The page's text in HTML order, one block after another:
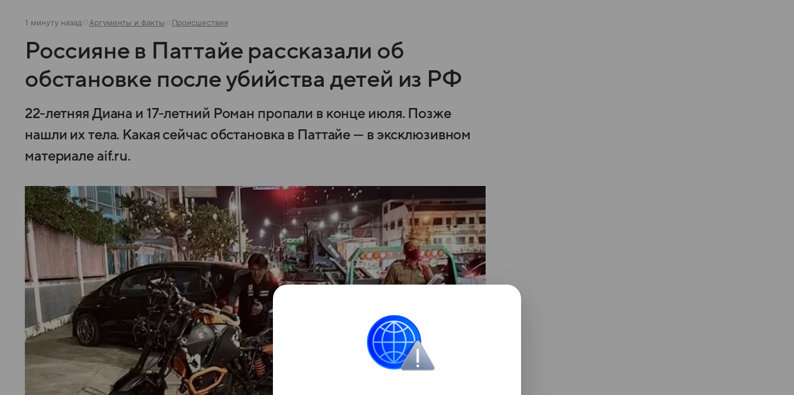
1 минуту назад Аргументы и факты Происшествия
Россияне в Паттайе рассказали об
обстановке после убийства детей из РФ
22-летняя Диана и 17-летний Роман пропали в конце июля. Позже
нашли их тела. Какая сейчас обстановка в Паттайе — в эксклюзивном
материале aif.ru.